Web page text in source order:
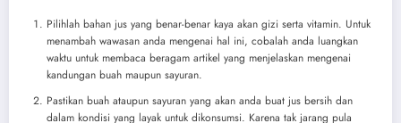
Pilihlah bahan jus yang benar-benar kaya akan gizi serta vitamin. Untuk
menambah wawasan anda mengenai hal ini, cobalah anda luangkan
waktu untuk membaca beragam artikel yang menjelaskan mengenai
kandungan buah maupun sayuran.
Pastikan buah ataupun sayuran yang akan anda buat jus bersih dan
dalam kondisi yang layak untuk dikonsumsi. Karena tak jarang pula